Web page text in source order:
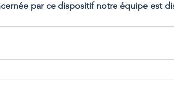
par ce dispositif notre équipe est